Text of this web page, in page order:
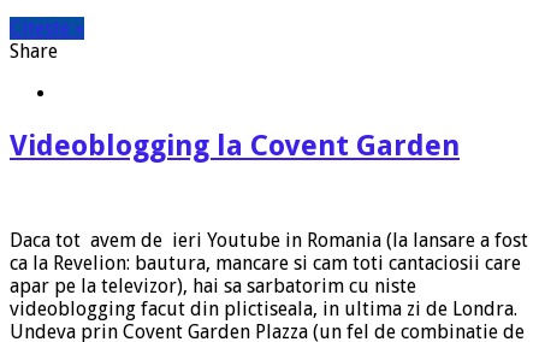
Citeste »
Share
Videoblogging la Covent Garden
Daca tot avem de ieri Youtube in Romania (la lansare a fost
ca la Revelion: bautura, mancare si cam toti cantaciosii care
apar pe la televizor), hai sa sarbatorim cu niste
videoblogging facut din plictiseala, in ultima zi de Londra.
Undeva prin Covent Garden Plazza (un fel de combinatie de